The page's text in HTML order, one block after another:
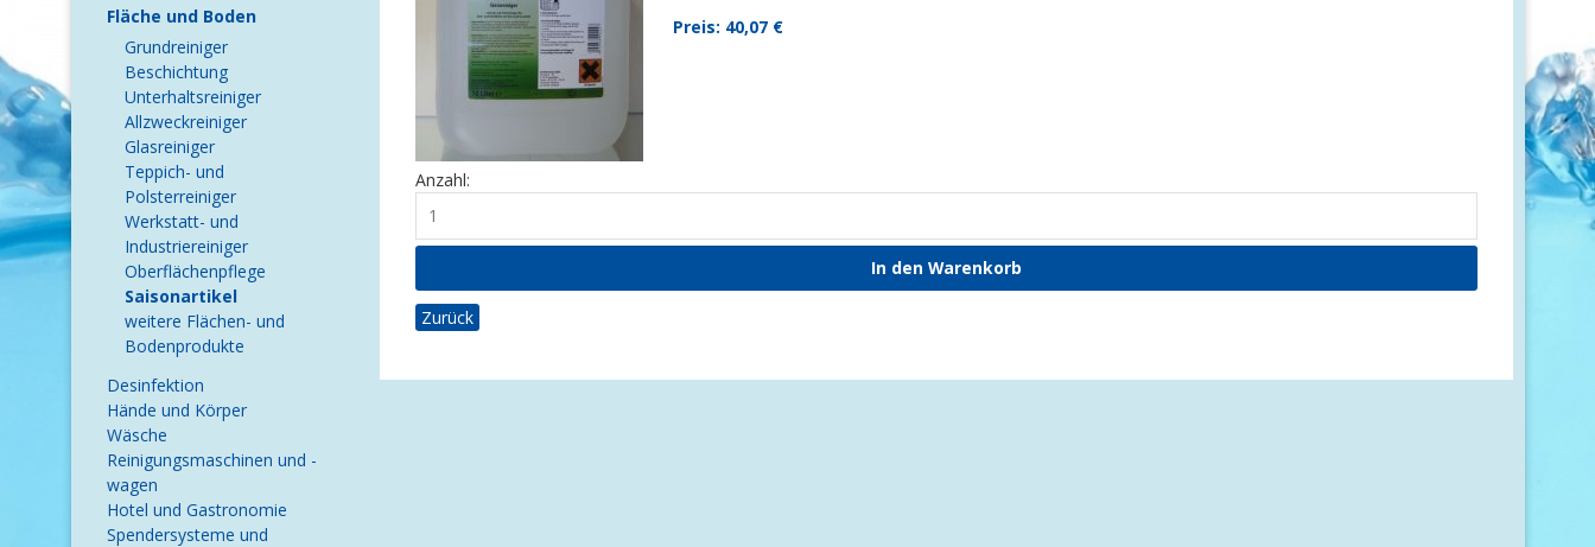
Preis: 40,07 €
Anzahl:
Zurück
Fläche und Boden
Grundreiniger
Beschichtung
Unterhaltsreiniger
Allzweckreiniger
Glasreiniger
Teppich- und
Polsterreiniger
Werkstatt- und
Industriereiniger
Oberflächenpflege
Saisonartikel
weitere Flächen- und
Bodenprodukte
Desinfektion
Hände und Körper
Wäsche
Reinigungsmaschinen und -
wagen
Hotel und Gastronomie
Spendersysteme und